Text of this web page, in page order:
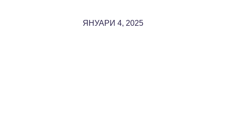
ЯНУАРИ 4, 2025